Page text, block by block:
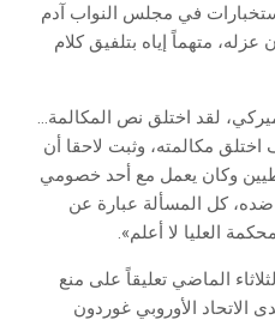
في مجلس النواب آدم
متهماً إياه بتلفيق كلام
لقد اختلق نص المكالمة…
مكالمته، وثبت لاحقا أن
وكان يعمل مع أحد خصومي
كل المسألة عبارة عن
العليا لا أعلم».
الماضي تعليقاً على منع
الاتحاد الأوروبي غوردون